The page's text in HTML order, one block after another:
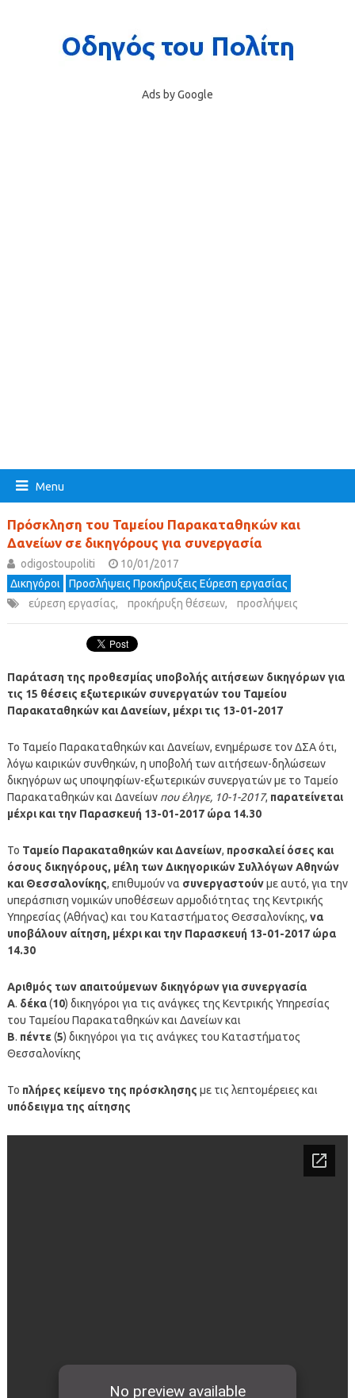
Ads by Google
Menu
Πρόσκληση του Ταμείου Παρακαταθηκών και
Δανείων σε δικηγόρους για συνεργασία
odigostoupoliti
10/01/2017
Δικηγόροι
Προσλήψεις Προκήρυξεις Εύρεση εργασίας
εύρεση εργασίας, προκήρυξη θέσεων, προσλήψεις
Παράταση της προθεσμίας υποβολής αιτήσεων δικηγόρων για
τις 15 θέσεις εξωτερικών συνεργατών του Ταμείου
Παρακαταθηκών και Δανείων, μέχρι τις 13-01-2017
Το Ταμείο Παρακαταθηκών και Δανείων, ενημέρωσε τον ΔΣΑ ότι,
λόγω καιρικών συνθηκών, η υποβολή των αιτήσεων-δηλώσεων
δικηγόρων ως υποψηφίων-εξωτερικών συνεργατών με το Ταμείο
Παρακαταθηκών και Δανείων που έληγε, 10-1-2017, παρατείνεται
μέχρι και την Παρασκευή 13-01-2017 ώρα 14.30
Το Ταμείο Παρακαταθηκών και Δανείων, προσκαλεί όσες και
όσους δικηγόρους, µέλη των Δικηγορικών Συλλόγων Αθηνών
και Θεσσαλονίκης, επιθυµούν να συνεργαστούνµε αυτό, για την
υπεράσπιση νοµικών υποθέσεων αρµοδιότητας της Κεντρικής
Υπηρεσίας (Αθήνας) και του Καταστήµατος Θεσσαλονίκης, να
υποβάλουν αίτηση, μέχρι και την Παρασκευή 13-01-2017 ώρα
14.30
Αριθµός των απαιτούµενων δικηγόρων για συνεργασία
Α. δέκα(10) δικηγόροι για τις ανάγκες της Κεντρικής Υπηρεσίας
του Ταμείου Παρακαταθηκών και Δανείων και
Β. πέντε(5) δικηγόροι για τις ανάγκες του Καταστήµατος
Θεσσαλονίκης
Το πλήρες κείμενο της πρόσκλησης με τις λεπτομέρειες και
υπόδειγμα της αίτησης